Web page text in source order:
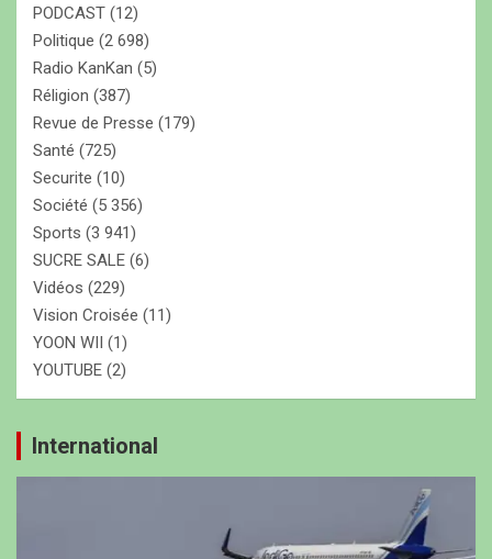
PODCAST (12)
Politique (2 698)
Radio KanKan (5)
Réligion (387)
Revue de Presse (179)
Santé (725)
Securite (10)
Société (5 356)
Sports (3 941)
SUCRE SALE (6)
Vidéos (229)
Vision Croisée (11)
YOON WII
(1)
YOUTUBE (2)
International